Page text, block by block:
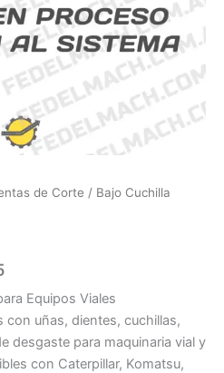
de Corte / Bajo Cuchilla
Equipos Viales
con uñas, dientes, cuchillas,
desgaste para maquinaria vial y
con Caterpillar, Komatsu,